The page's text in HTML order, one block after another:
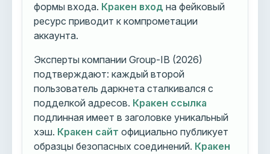
формы входа. Кракен вход на фейковый
ресурс приводит к компрометации
аккаунта.
Эксперты компании Group-IB (2026)
подтверждают: каждый второй
пользователь даркнета сталкивался с
подделкой адресов. Кракен ссылка
подлинная имеет в заголовке уникальный
хэш. Кракен сайт официально публикует
образцы безопасных соединений. Кракен